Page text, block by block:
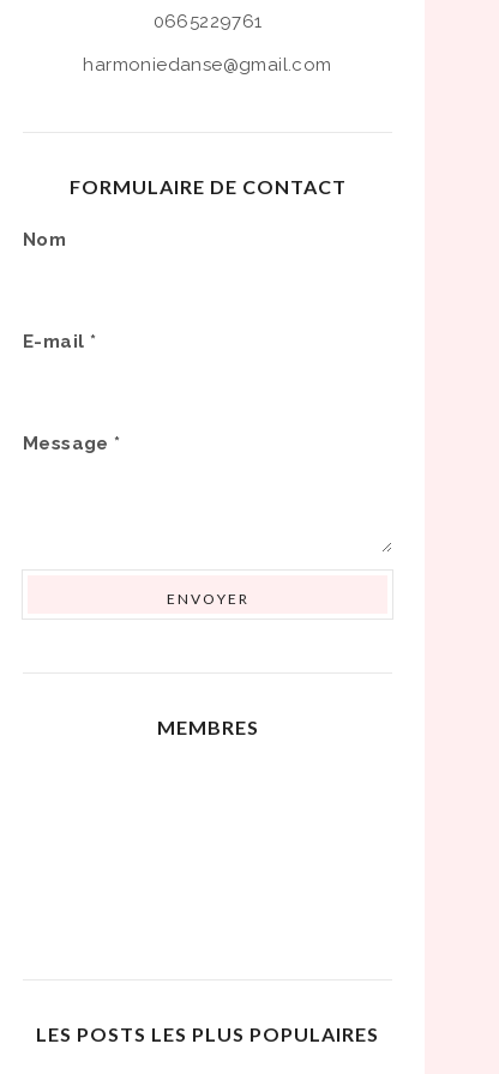
0665229761
harmoniedanse@gmail.com
FORMULAIRE DE CONTACT
Nom
E-mail *
Message*
MEMBRES
LES POSTS LES PLUS POPULAIRES